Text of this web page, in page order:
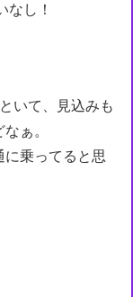
なし！
いて、見込みも
ぁ。
に乗ってると思